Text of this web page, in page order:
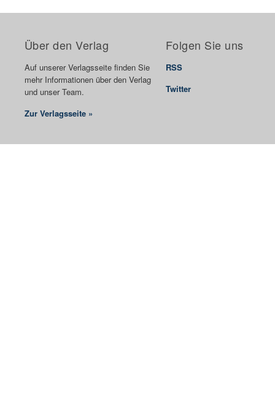
Über den Verlag
Auf unserer Verlagsseite finden Sie
mehr Informationen über den Verlag
und unser Team.
Zur Verlagsseite »
Folgen Sie uns
RSS
Twitter